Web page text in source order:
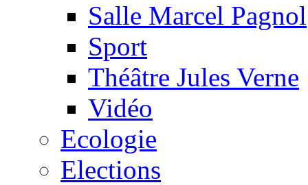
Salle Marcel Pagnol
Sport
Théâtre Jules Verne
Vidéo
Ecologie
Elections